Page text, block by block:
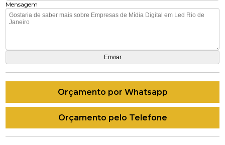
Mensagem
Orçamento por Whatsapp
Orçamento pelo Telefone